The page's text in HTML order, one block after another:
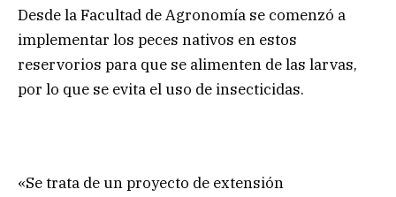
Desde la Facultad de Agronomía se comenzó a
implementar los peces nativos en estos
reservorios para que se alimenten de las larvas,
por lo que se evita el uso de insecticidas.
«Se trata de un proyecto de extensión